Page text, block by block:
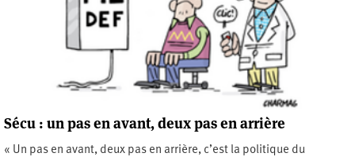
Sécu : un pas en avant, deux pas en arrière
« Un pas en avant, deux pas en arrière, c’est la politique du